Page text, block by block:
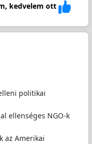
kedvelem ott
politikai
ellenséges NGO-k
az Amerikai